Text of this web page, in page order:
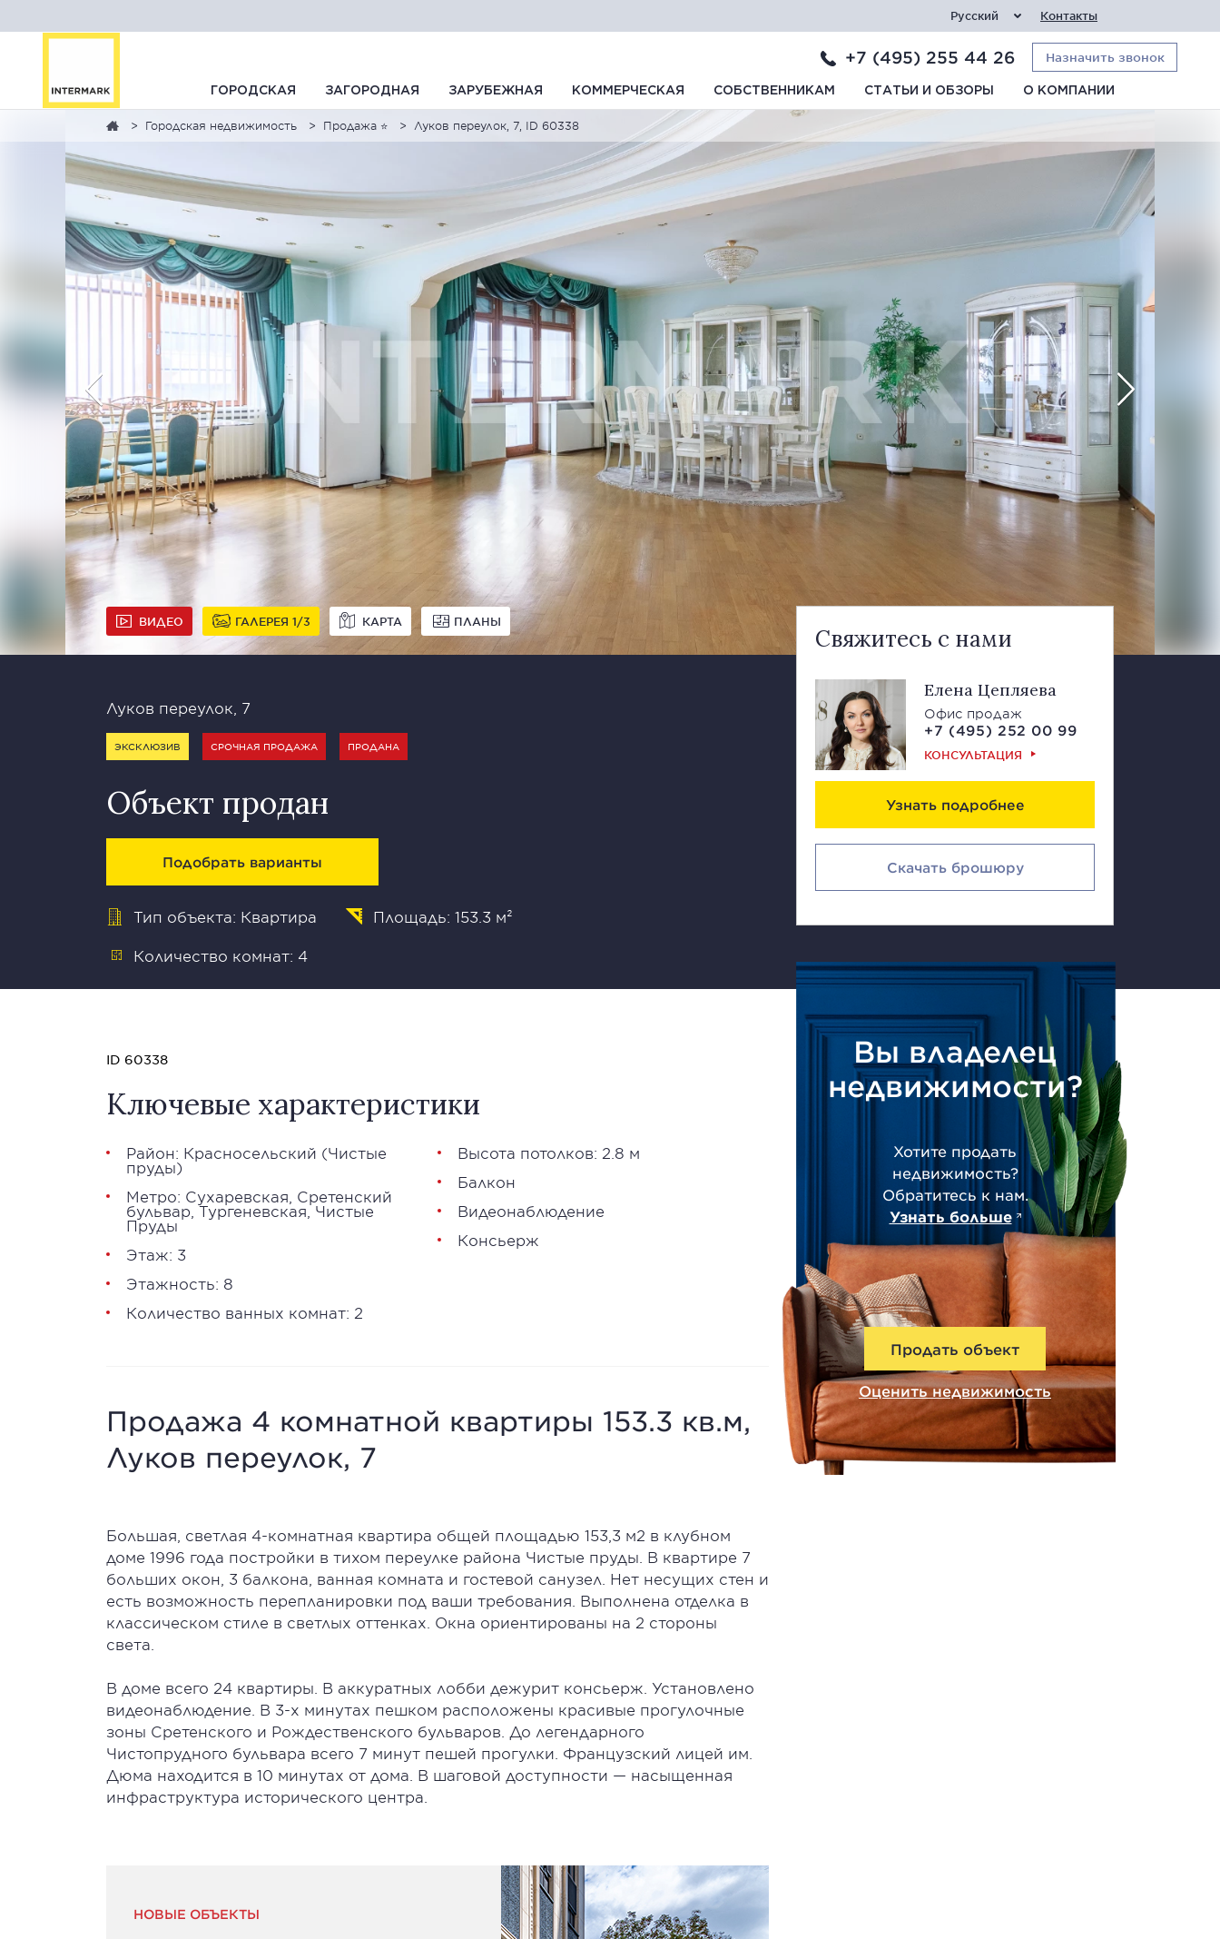
Русский Контакты
+7 (495) 255 44 26 Назначить звонок
ГОРОДСКАЯ ЗАГОРОДНАЯ ЗАРУБЕЖНАЯ КОММЕРЧЕСКАЯ СОБСТВЕННИКАМ СТАТЬИ И ОБЗОРЫ О КОМПАНИИ
Городская недвижимость Продажа ⭐ Луков переулок, 7, ID 60338
ВИДЕО ГАЛЕРЕЯ 1 3 КАРТА ПЛАНЫ
Луков переулок, 7
ЭКСКЛЮЗИВ СРОЧНАЯ ПРОДАЖА ПРОДАНА
Объект продан
Подобрать варианты
Тип объекта: Квартира Площадь: 153.3 м²
Количество комнат: 4
Свяжитесь с нами
Елена Цепляева
Офис продаж
+7 (495) 252 00 99
КОНСУЛЬТАЦИЯ
Узнать подробнее
Скачать брошюру
Вы владелец
недвижимости?
Хотите продать
недвижимость?
Обратитесь к нам.
Узнать больше
Продать объект
Оценить недвижимость
ID 60338
Ключевые характеристики
Район: Красносельский (Чистые
пруды)
Метро: Сухаревская Сретенский
бульвар ,Тургеневская , Чистые
Пруды
Этаж: 3
Этажность: 8
Количество ванных комнат: 2
Высота потолков: 2.8 м
Балкон
Видеонаблюдение
Консьерж
Продажа 4 комнатной квартиры 153.3 кв.м,
Луков переулок, 7
Большая, светлая 4-комнатная квартира общей площадью 153,3 м2 в клубном
доме 1996 года постройки в тихом переулке района Чистые пруды. В квартире 7
больших окон, 3 балкона, ванная комната и гостевой санузел. Нет несущих стен и
есть возможность перепланировки под ваши требования. Выполнена отделка в
классическом стиле в светлых оттенках. Окна ориентированы на 2 стороны
света.
В доме всего 24 квартиры. В аккуратных лобби дежурит консьерж. Установлено
видеонаблюдение. В 3-х минутах пешком расположены красивые прогулочные
зоны Сретенского и Рождественского бульваров. До легендарного
Чистопрудного бульвара всего 7 минут пешей прогулки. Французский лицей им.
Дюма находится в 10 минутах от дома. В шаговой доступности — насыщенная
инфраструктура исторического центра.
НОВЫЕ ОБЪЕКТЫ